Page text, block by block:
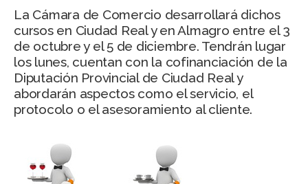
La Cámara de Comercio desarrollará dichos
cursos en Ciudad Real y en Almagro entre el 3
de octubre y el 5 de diciembre. Tendrán lugar
los lunes, cuentan con la cofinanciación de la
Diputación Provincial de Ciudad Real y
abordarán aspectos como el servicio, el
protocolo o el asesoramiento al cliente.